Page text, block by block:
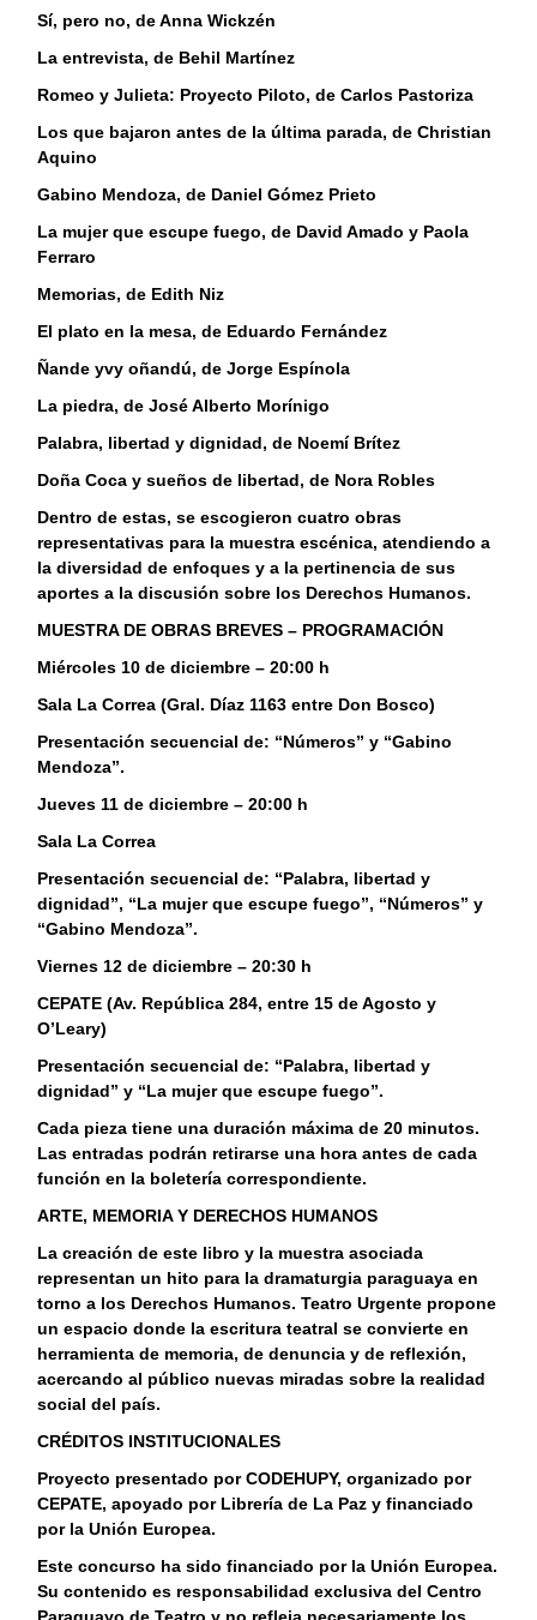
Sí, pero no, de Anna Wickzén
La entrevista, de Behil Martínez
Romeo y Julieta: Proyecto Piloto, de Carlos Pastoriza
Los que bajaron antes de la última parada, de Christian
Aquino
Gabino Mendoza, de Daniel Gómez Prieto
La mujer que escupe fuego, de David Amado y Paola
Ferraro
Memorias, de Edith Niz
El plato en la mesa, de Eduardo Fernández
Ñande yvy oñandú, de Jorge Espínola
La piedra, de José Alberto Morínigo
Palabra, libertad y dignidad, de Noemí Brítez
Doña Coca y sueños de libertad, de Nora Robles
Dentro de estas, se escogieron cuatro obras
representativas para la muestra escénica, atendiendo a
la diversidad de enfoques y a la pertinencia de sus
aportes a la discusión sobre los Derechos Humanos.
MUESTRA DE OBRAS BREVES – PROGRAMACIÓN
Miércoles 10 de diciembre – 20:00 h
Sala La Correa (Gral. Díaz 1163 entre Don Bosco)
Presentación secuencial de: “Números” y “Gabino
Mendoza”.
Jueves 11 de diciembre – 20:00 h
Sala La Correa
Presentación secuencial de: “Palabra, libertad y
dignidad”, “La mujer que escupe fuego”, “Números” y
“Gabino Mendoza”.
Viernes 12 de diciembre – 20:30 h
CEPATE (Av. República 284, entre 15 de Agosto y
O’Leary)
Presentación secuencial de: “Palabra, libertad y
dignidad” y “La mujer que escupe fuego”.
Cada pieza tiene una duración máxima de 20 minutos.
Las entradas podrán retirarse una hora antes de cada
función en la boletería correspondiente.
ARTE, MEMORIA Y DERECHOS HUMANOS
La creación de este libro y la muestra asociada
representan un hito para la dramaturgia paraguaya en
torno a los Derechos Humanos. Teatro Urgente propone
un espacio donde la escritura teatral se convierte en
herramienta de memoria, de denuncia y de reflexión,
acercando al público nuevas miradas sobre la realidad
social del país.
CRÉDITOS INSTITUCIONALES
Proyecto presentado por CODEHUPY, organizado por
CEPATE, apoyado por Librería de La Paz y financiado
por la Unión Europea.
Este concurso ha sido financiado por la Unión Europea.
Su contenido es responsabilidad exclusiva del Centro